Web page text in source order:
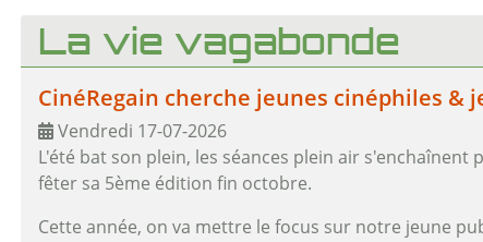
La vie vagabonde
CinéRegain cherche jeunes cinéphiles &
Vendredi 17-07-2026
L'été bat son plein, les séances plein air s'enchaînent
fêter sa 5ème édition fin octobre.
Cette année, on va mettre le focus sur notre jeune